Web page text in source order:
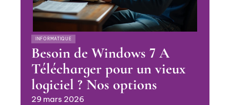
INFORMATIQUE
Besoin de Windows 7 A
Télécharger pour un vieux
logiciel ? Nos options
29 mars 2026